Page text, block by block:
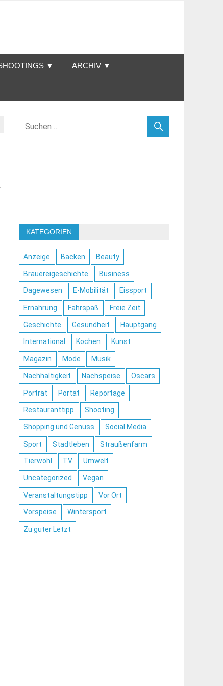
▼ ARCHIV ▼
KATEGORIEN
Anzeige Backen Beauty
Brauereigeschichte Business
Dagewesen E-Mobilität Eissport
Ernährung Fahrspaß Freie Zeit
Geschichte Gesundheit Hauptgang
International Kochen Kunst
Magazin Mode Musik
Nachhaltigkeit Nachspeise Oscars
Porträt Portät Reportage
Restauranttipp Shooting
Shopping und Genuss Social Media
Sport Stadtleben Straußenfarm
Tierwohl TV Umwelt
Uncategorized Vegan
Veranstaltungstipp Vor Ort
Vorspeise Wintersport
Zu guter Letzt